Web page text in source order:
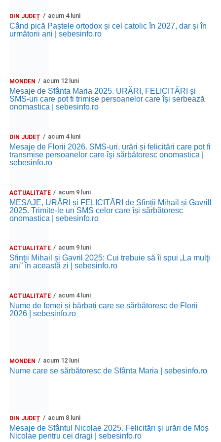
„Copacii care cresc, florile care înfloresc și păsările care
cântă suav îmi şoptesc că Paștele e aici și îți doresc multă
căldură în suflet, presărată cu fericire! Paște fericit!”
pământ și de veșnicia din în ceruri. Un Paște fericit!”
„Fie ca Sfintele Sărbători să ne facă viaţa mai frumoasă,
iubire în suflet”
„În noaptea învierii, când clopotele bat, eu îţi doresc din
„Cu lumânări aprinse şi sufletul curat să spunem
împreună HRISTOS A ÎNVIAT!”
Un Paște fericit!”
„Dumnezeu să vă dea un curcubeu la fiecare furtună, un
zâmbet la fiecare lacrimă, o binecuvântare la fiecare pas,
„Să te protejeze îngerii, tristeţea să o uiţi, bunăstarea să te
înconjoare, și Dumnezeu să te binecuvânteze mereu.
Ce mesaje creștine sunt potrivite
de Paşte
DIN JUDEȚ acum 4 luni
Când pică Paștele ortodox și cel catolic în 2027, dar și în
următorii ani | sebesinfo.ro
MONDEN acum 12 luni
Mesaje de Sfânta Maria 2025. URĂRI, FELICITĂRI și
SMS-uri care pot fi trimise persoanelor care își serbează
onomastica | sebesinfo.ro
DIN JUDEȚ acum 4 luni
Mesaje de Florii 2026. SMS-uri, urări și felicitări care pot fi
transmise persoanelor care îşi sărbătoresc onomastica |
sebesinfo.ro
ACTUALITATE acum 9 luni
MESAJE, URĂRI și FELICITĂRI de Sfinții Mihail și Gavrill
2025. Trimite-le un SMS celor care își sărbătoresc
onomastica | sebesinfo.ro
ACTUALITATE acum 9 luni
Sfinții Mihail și Gavril 2025: Cui trebuie să îi spui „La mulţi
ani” în această zi | sebesinfo.ro
ACTUALITATE acum 4 luni
Nume de femei și bărbați care se sărbătoresc de Florii
2026 | sebesinfo.ro
MONDEN acum 12 luni
Nume care se sărbătoresc de Sfânta Maria | sebesinfo.ro
DIN JUDEȚ acum 8 luni
Mesaje de Sfântul Nicolae 2025. Felicitări și urări de Moș
Nicolae pentru cei dragi | sebesinfo.ro